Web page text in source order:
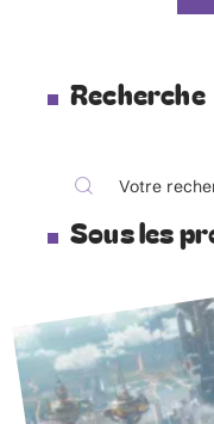
Recherche
Sous les